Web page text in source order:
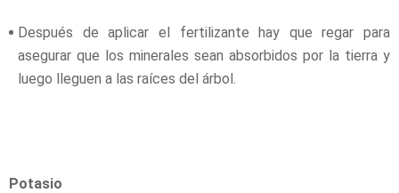
Después de aplicar el fertilizante hay que regar para
asegurar que los minerales sean absorbidos por la tierra y
luego lleguen a las raíces del árbol.
Potasio